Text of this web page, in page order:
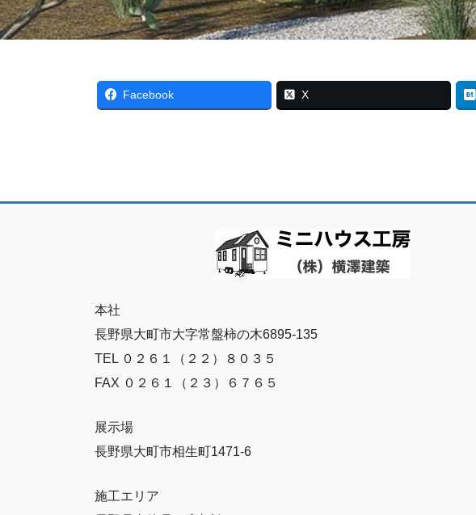
Facebook X
本社
長野県大町市大字常盤柿の木6895-135
TEL ０２６１（２２）８０３５
FAX ０２６１（２３）６７６５
展示場
長野県大町市相生町1471-6
施工エリア